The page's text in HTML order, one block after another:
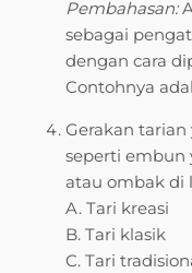
Pembahasan:
sebagai
dengan cara
Contohnya
Gerakan
seperti embun
atau ombak di
A. Tari kreasi
B. Tari klasik
C. Tari